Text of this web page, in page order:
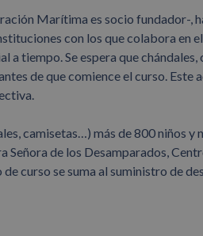
Marítima es socio fundador-,
con los que colabora en
a tiempo. Se espera que
de que comience el curso. Este
camisetas…) más de 800 niños y
de los Desamparados,
curso se suma al suministro de